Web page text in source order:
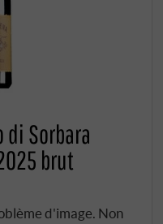
di Sorbara
brut
d'image. Non